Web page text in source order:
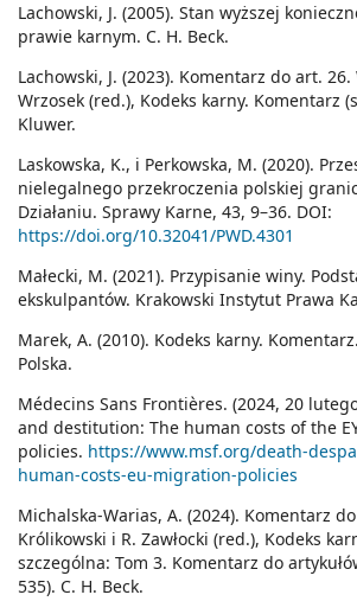
Lachowski, J. (2005). Stan wyższej
prawie karnym. C. H. Beck.
Lachowski, J. (2023). Komentarz do art. 26.
Wrzosek (red.), Kodeks karny. Komentarz
Kluwer.
Laskowska, K., i Perkowska, M. (2020).
nielegalnego przekroczenia polskiej
Działaniu. Sprawy Karne, 43, 9–36. DOI:
https://doi.org/10.32041/PWD.4301
Małecki, M. (2021). Przypisanie winy.
ekskulpantów. Krakowski Instytut Prawa
Marek, A. (2010). Kodeks karny.
Polska.
Médecins Sans Frontières. (2024, 20
and destitution: The human costs of the
policies. https://www.msf.org/death-
human-costs-eu-migration-policies
Michalska-Warias, A. (2024). Komentarz
Królikowski i R. Zawłocki (red.), Kodeks
szczególna: Tom 3. Komentarz do
535). C. H. Beck.